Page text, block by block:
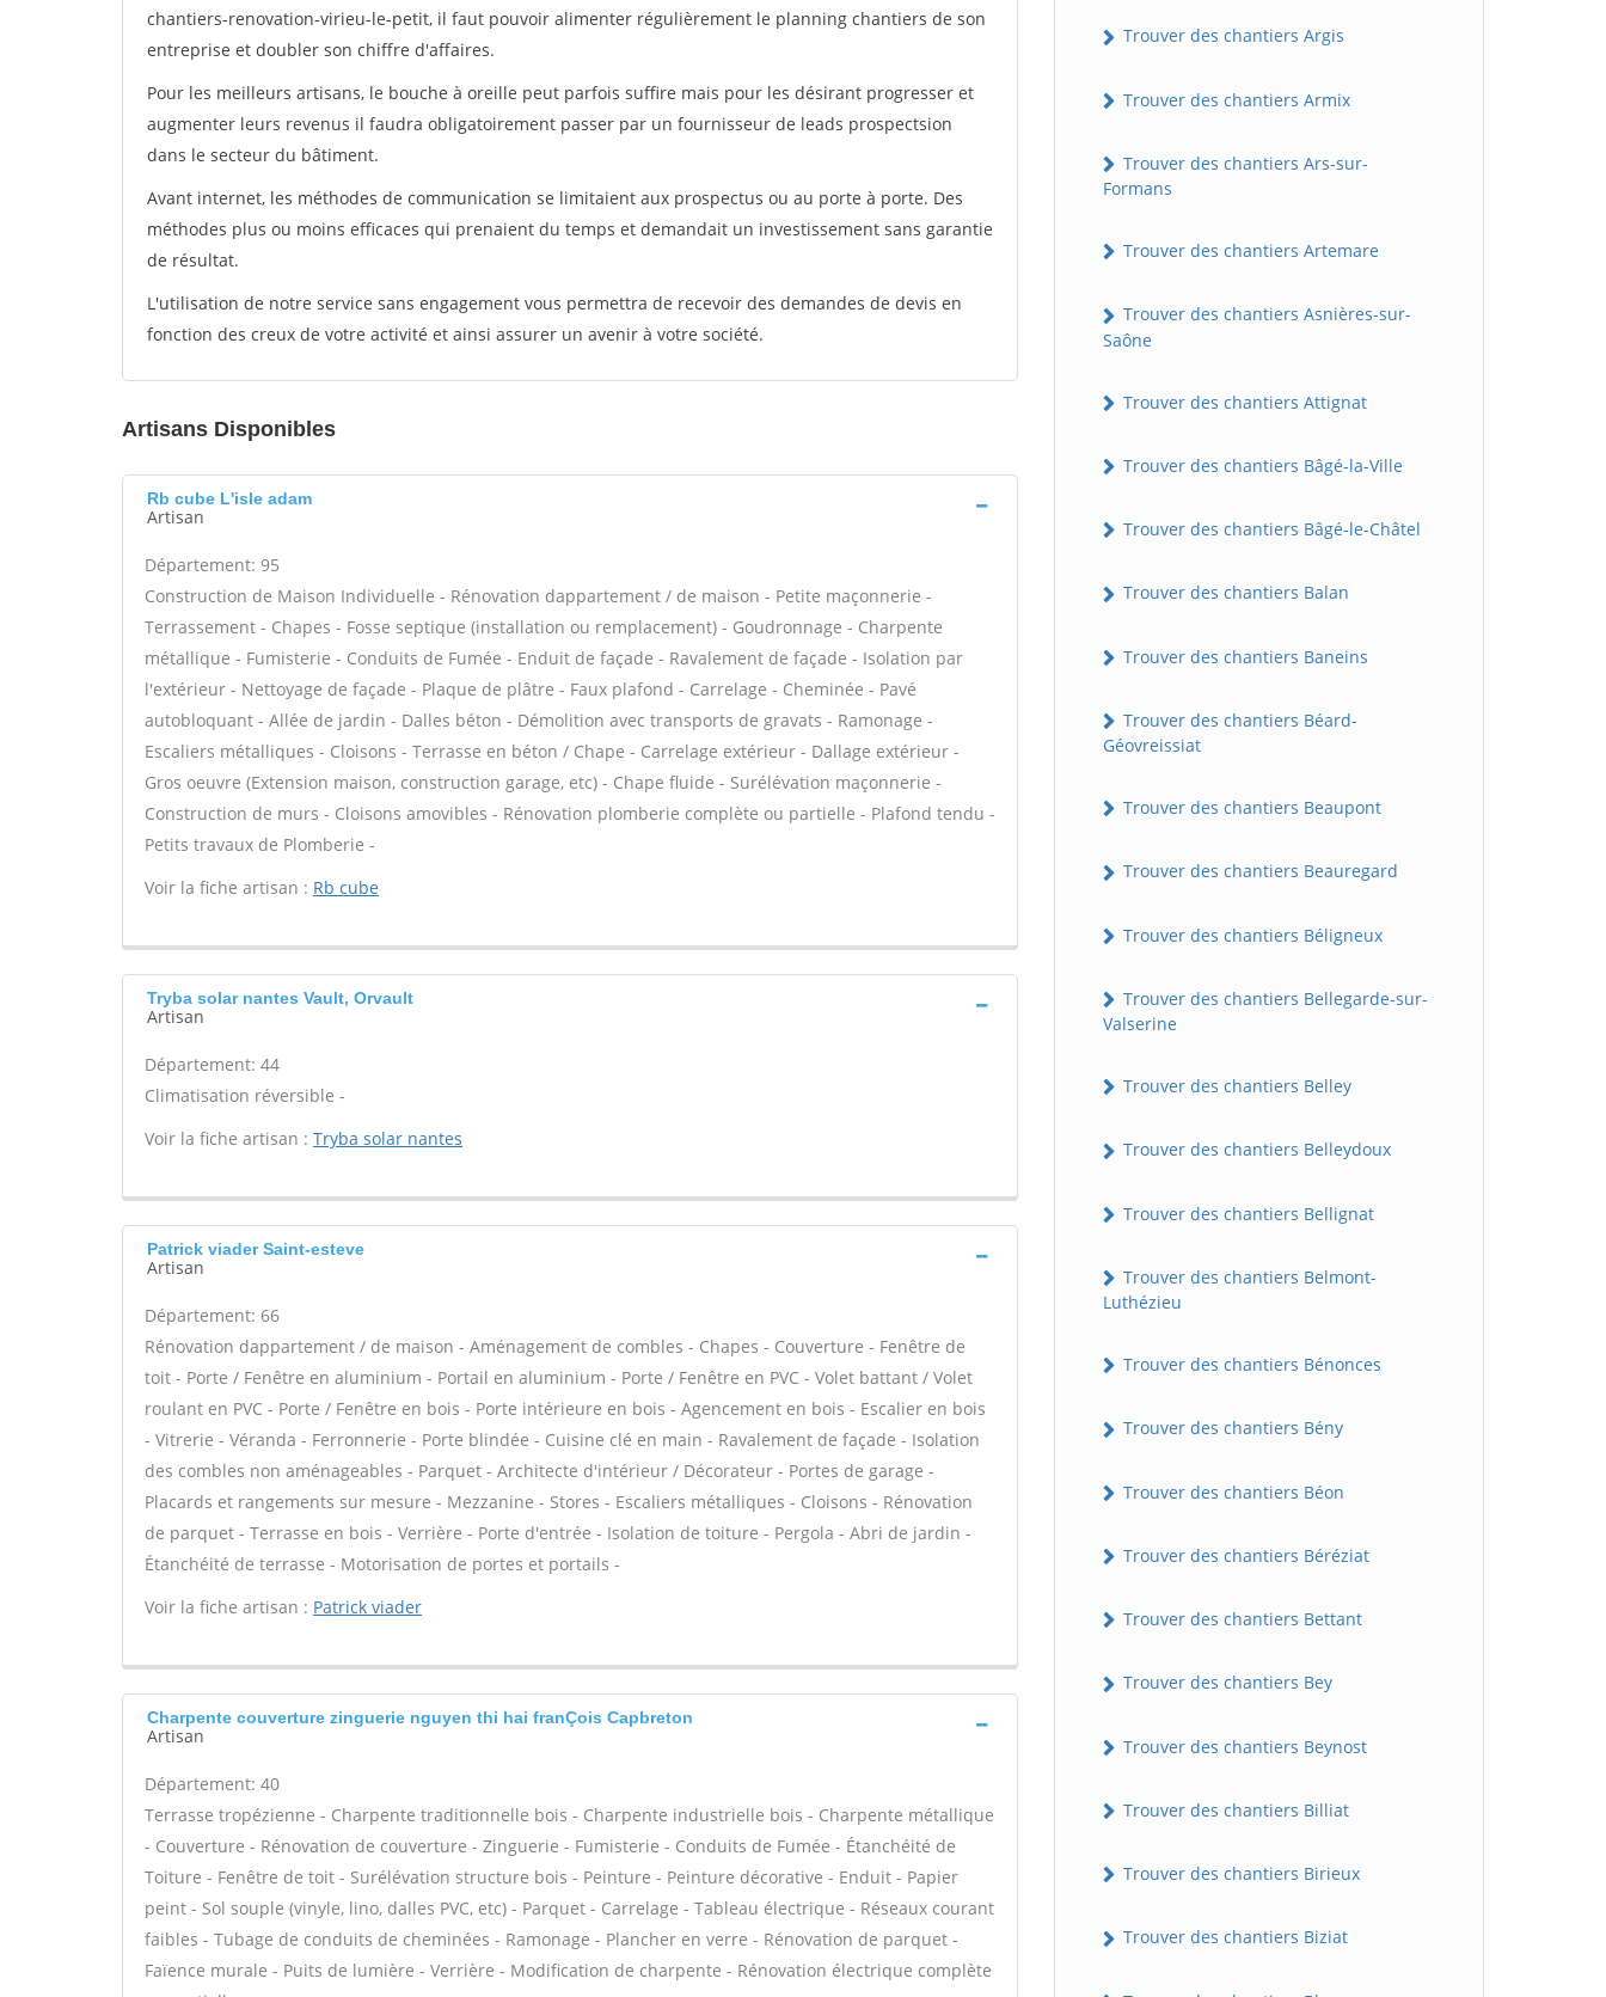
chantiers-renovation-virieu-le-petit, il faut pouvoir alimenter régulièrement le planning chantiers de son
entreprise et doubler son chiffre d'affaires.
Pour les meilleurs artisans, le bouche à oreille peut parfois suffire mais pour les désirant progresser et
augmenter leurs revenus il faudra obligatoirement passer par un fournisseur de leads prospectsion
dans le secteur du bâtiment.
Avant internet, les méthodes de communication se limitaient aux prospectus ou au porte à porte. Des
méthodes plus ou moins efficaces qui prenaient du temps et demandait un investissement sans garantie
de résultat.
L'utilisation de notre service sans engagement vous permettra de recevoir des demandes de devis en
fonction des creux de votre activité et ainsi assurer un avenir à votre société.
Artisans Disponibles
Rb cube L'isle adam
Artisan
Département: 95
Construction de Maison Individuelle - Rénovation dappartement / de maison - Petite maçonnerie -
Terrassement - Chapes - Fosse septique (installation ou remplacement) - Goudronnage - Charpente
métallique - Fumisterie - Conduits de Fumée - Enduit de façade - Ravalement de façade - Isolation par
l'extérieur - Nettoyage de façade - Plaque de plâtre - Faux plafond - Carrelage - Cheminée - Pavé
autobloquant - Allée de jardin - Dalles béton - Démolition avec transports de gravats - Ramonage -
Escaliers métalliques - Cloisons - Terrasse en béton / Chape - Carrelage extérieur - Dallage extérieur -
Gros oeuvre (Extension maison, construction garage, etc) - Chape fluide - Surélévation maçonnerie -
Construction de murs - Cloisons amovibles - Rénovation plomberie complète ou partielle - Plafond tendu -
Petits travaux de Plomberie -
Voir la fiche artisan : Rb cube
Tryba solar nantes Vault, Orvault
Artisan
Département: 44
Climatisation réversible -
Voir la fiche artisan : Tryba solar nantes
Patrick viader Saint-esteve
Artisan
Département: 66
Rénovation dappartement / de maison - Aménagement de combles - Chapes - Couverture - Fenêtre de
toit - Porte / Fenêtre en aluminium - Portail en aluminium - Porte / Fenêtre en PVC - Volet battant / Volet
roulant en PVC - Porte / Fenêtre en bois - Porte intérieure en bois - Agencement en bois - Escalier en bois
- Vitrerie - Véranda - Ferronnerie - Porte blindée - Cuisine clé en main - Ravalement de façade - Isolation
des combles non aménageables - Parquet - Architecte d'intérieur / Décorateur - Portes de garage -
Placards et rangements sur mesure - Mezzanine - Stores - Escaliers métalliques - Cloisons - Rénovation
de parquet - Terrasse en bois - Verrière - Porte d'entrée - Isolation de toiture - Pergola - Abri de jardin -
Étanchéité de terrasse - Motorisation de portes et portails -
Voir la fiche artisan : Patrick viader
Charpente couverture zinguerie nguyen thi hai franÇois Capbreton
Artisan
Département: 40
Terrasse tropézienne - Charpente traditionnelle bois - Charpente industrielle bois - Charpente métallique
- Couverture - Rénovation de couverture - Zinguerie - Fumisterie - Conduits de Fumée - Étanchéité de
Toiture - Fenêtre de toit - Surélévation structure bois - Peinture - Peinture décorative - Enduit - Papier
peint - Sol souple (vinyle, lino, dalles PVC, etc) - Parquet - Carrelage - Tableau électrique - Réseaux courant
faibles - Tubage de conduits de cheminées - Ramonage - Plancher en verre - Rénovation de parquet -
Faïence murale - Puits de lumière - Verrière - Modification de charpente - Rénovation électrique complète
Trouver des chantiers Argis
Trouver des chantiers Armix
Trouver des chantiers Ars-sur-
Formans
Trouver des chantiers Artemare
Trouver des chantiers Asnières-sur-
Saône
Trouver des chantiers Attignat
Trouver des chantiers Bâgé-la-Ville
Trouver des chantiers Bâgé-le-Châtel
Trouver des chantiers Balan
Trouver des chantiers Baneins
Trouver des chantiers Béard-
Géovreissiat
Trouver des chantiers Beaupont
Trouver des chantiers Beauregard
Trouver des chantiers Béligneux
Trouver des chantiers Bellegarde-sur-
Valserine
Trouver des chantiers Belley
Trouver des chantiers Belleydoux
Trouver des chantiers Bellignat
Trouver des chantiers Belmont-
Luthézieu
Trouver des chantiers Bénonces
Trouver des chantiers Bény
Trouver des chantiers Béon
Trouver des chantiers Béréziat
Trouver des chantiers Bettant
Trouver des chantiers Bey
Trouver des chantiers Beynost
Trouver des chantiers Billiat
Trouver des chantiers Birieux
Trouver des chantiers Biziat